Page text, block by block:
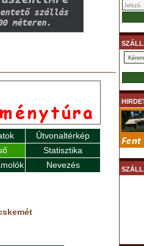
Útvonaltérkép
Statisztika
Nevezés